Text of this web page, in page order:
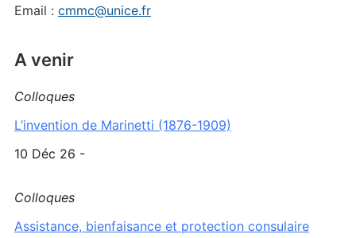
Email : cmmc@unice.fr
A venir
Colloques
L’invention de Marinetti (1876-1909)
10 Déc 26 -
Colloques
Assistance, bienfaisance et protection consulaire